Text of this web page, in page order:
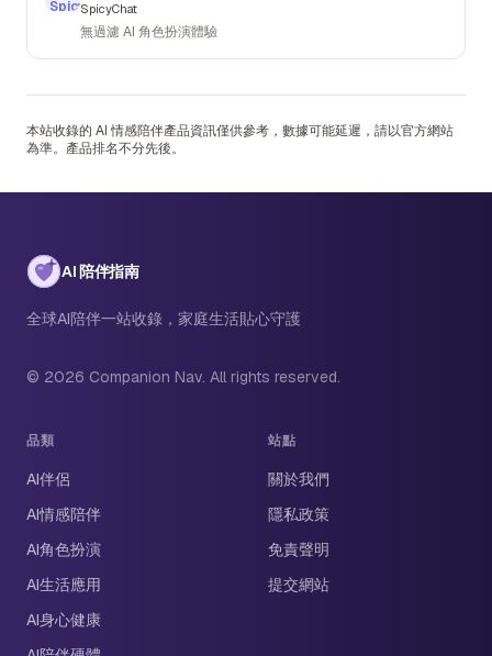
SpicyChat
無過濾 AI 角色扮演體驗
本站收錄的 AI 情感陪伴產品資訊僅供參考，數據可能延遲，請以官方網站
為準。產品排名不分先後。
AI 陪伴指南
全球AI陪伴一站收錄，家庭生活貼心守護
© 2026 Companion Nav. All rights reserved.
品類
AI伴侶
AI情感陪伴
AI角色扮演
AI生活應用
AI身心健康
站點
關於我們
隱私政策
免責聲明
提交網站